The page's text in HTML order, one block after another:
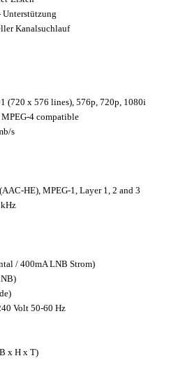
Kanalsuchlauf
(720 x 576 lines), 576p, 720p, 1080i
4 compatible
s
HE), MPEG-1, Layer 1, 2 and 3
/ 400mA LNB Strom)
Volt 50-60 Hz
x H x T)